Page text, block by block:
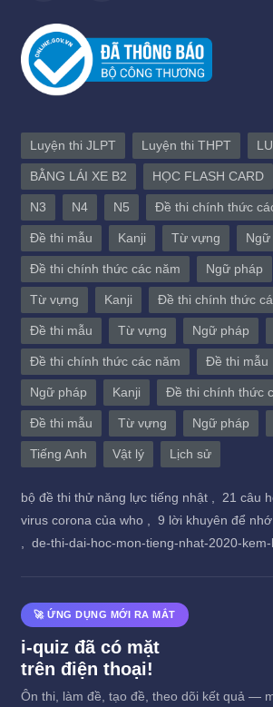
Luyện thi JLPT Luyện thi THPT
BẰNG LÁI XE B2 HỌC FLASH CARD
N3 N4 N5 Đề thi chính thức
Đề thi mẫu Kanji Từ vựng Ngữ
Đề thi chính thức các năm Ngữ pháp
Từ vựng Kanji Đề thi chính thức
Đề thi mẫu Từ vựng Ngữ pháp
Đề thi chính thức các năm Đề thi mẫu
Ngữ pháp Kanji Đề thi chính thức
Đề thi mẫu Từ vựng Ngữ pháp
Tiếng Anh Vật lý Lịch sử
bộ đề thi thử năng lực tiếng nhật ,
21 câu
virus corona của who ,
9 lời khuyên để
de-thi-dai-hoc-mon-tieng-nhat-2020-
🚀 ỨNG DỤNG MỚI RA MẮT
i-quiz đã có mặt
trên điện thoại!
Ôn thi, làm đề, tạo đề, theo dõi kết quả —